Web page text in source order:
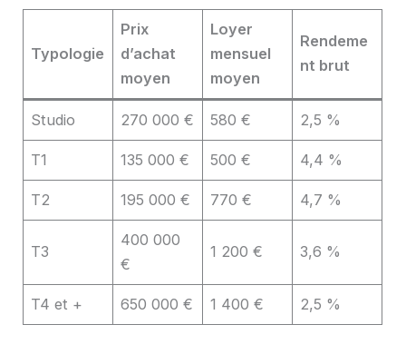
Typologie
Prix
d’achat
moyen
Loyer
mensuel
moyen
Rendeme
nt brut
Studio 270 000 € 580 € 2,5 %
T1 135 000 € 500 € 4,4 %
T2 195 000 € 770 € 4,7 %
T3
400 000
€
1 200 € 3,6 %
T4 et + 650 000 € 1 400 € 2,5 %